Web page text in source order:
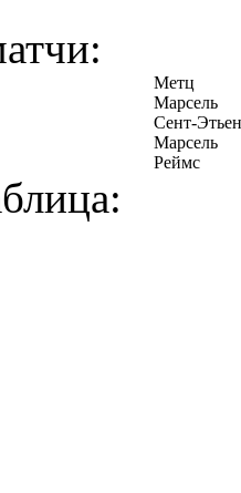
Метц
Марсель
Сент-Этьен
Марсель
Реймс